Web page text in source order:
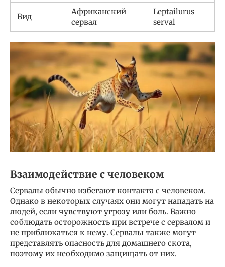
Вид
Африканский
сервал
Leptailurus
serval
Взаимодействие с человеком
Сервалы обычно избегают контакта с человеком.
Однако в некоторых случаях они могут нападать на
людей, если чувствуют угрозу или боль. Важно
соблюдать осторожность при встрече с сервалом и
не приближаться к нему. Сервалы также могут
представлять опасность для домашнего скота,
поэтому их необходимо защищать от них.